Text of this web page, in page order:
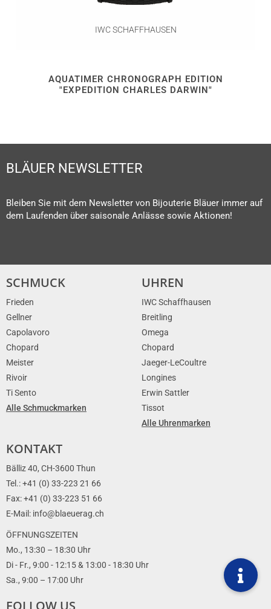
IWC SCHAFFHAUSEN
AQUATIMER CHRONOGRAPH EDITION
"EXPEDITION CHARLES DARWIN"
BLÄUER NEWSLETTER
Bleiben Sie mit dem Newsletter von Bijouterie Bläuer immer auf
dem Laufenden über saisonale Anlässe sowie Aktionen!
SCHMUCK
Frieden
Gellner
Capolavoro
Chopard
Meister
Rivoir
Ti Sento
Alle Schmuckmarken
UHREN
IWC Schaffhausen
Breitling
Omega
Chopard
Jaeger-LeCoultre
Longines
Erwin Sattler
Tissot
Alle Uhrenmarken
KONTAKT
Bälliz 40, CH-3600 Thun
Tel.: +41 (0) 33-223 21 66
Fax: +41 (0) 33-223 51 66
E-Mail: info@blaeuerag.ch
ÖFFNUNGSZEITEN
Mo., 13:30 – 18:30 Uhr
Di - Fr., 9:00 - 12:15 & 13:00 - 18:30 Uhr
Sa., 9:00 – 17:00 Uhr
FOLLOW US